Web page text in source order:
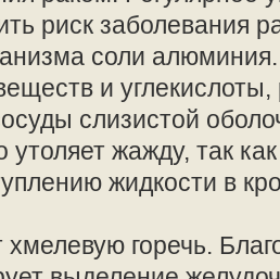
риск заболевания
соли
и
слизистой
утоляет жажду, так
жидкости в
горечь.